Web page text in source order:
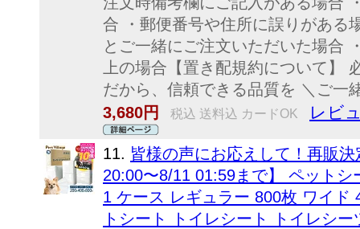
合 ・郵便番号や住所に誤りがある
とご一緒にご注文いただいた場合
上の場合【置き配規約について】
だから、信頼できる品質を ＼ご一
3,680円
税込 送料込 カードOK レビ
11. 皆様の声にお応えして！再販
20:00〜8/11 01:59まで】 ペット
1 ケース レギュラー 800枚 ワイド
トシート トイレシート トイレシ